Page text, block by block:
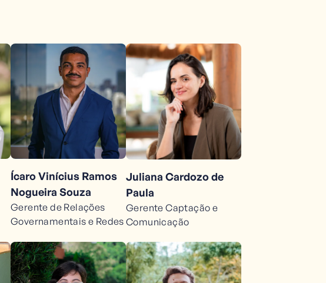
Ícaro Vinícius Ramos
Nogueira Souza
Gerente de Relações
Governamentais e Redes
Juliana Cardozo de
Paula
Gerente Captação e
Comunicação